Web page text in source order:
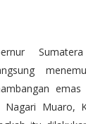
Muaro,